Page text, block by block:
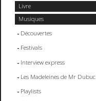
Livre
Musiques
Découvertes
Festivals
Interview express
Les Madeleines de Mr Dubuc
Playlists